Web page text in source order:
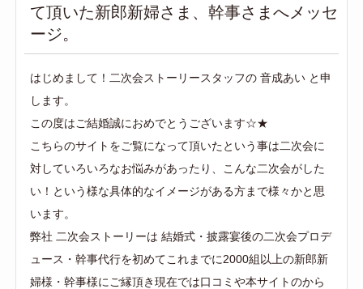
て頂いた新郎新婦さま、幹事さまへメッセ
ージ。
はじめまして！二次会ストーリースタッフの 音成あい と申
します。
この度はご結婚誠におめでとうございます☆★
こちらのサイトをご覧になって頂いたという事は二次会に
対していろいろなお悩みがあったり、こんな二次会がした
い！という様な具体的なイメージがある方まで様々かと思
います。
弊社 二次会ストーリーは 結婚式・披露宴後の二次会プロデ
ュース・幹事代行を初めてこれまでに2000組以上の新郎新
婦様・幹事様にご縁頂き現在では口コミや本サイトのから